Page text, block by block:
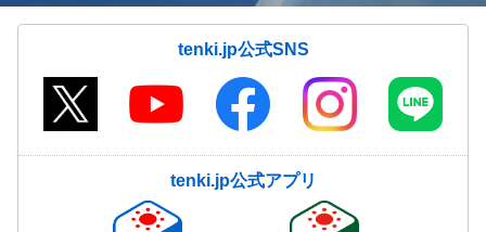
tenki.jp公式SNS
tenki.jp公式アプリ